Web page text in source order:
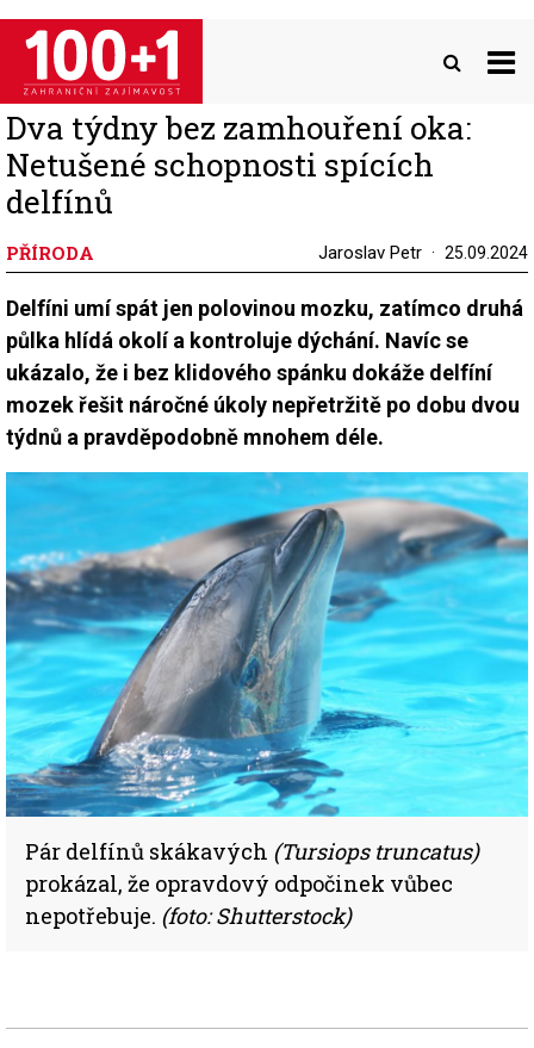
Přejít
hlavnímu
obsahu
Dva týdny bez zamhouření oka:
Netušené schopnosti spících
delfínů
PŘÍRODA Jaroslav Petr 25.09.2024
Delfíni umí spát jen polovinou mozku, zatímco druhá
půlka hlídá okolí a kontroluje dýchání. Navíc se
ukázalo, že i bez klidového spánku dokáže delfíní
mozek řešit náročné úkoly nepřetržitě po dobu dvou
týdnů a pravděpodobně mnohem déle.
Pár delfínů skákavých (Tursiops truncatus)
prokázal, že opravdový odpočinek vůbec
nepotřebuje. (foto: Shutterstock)